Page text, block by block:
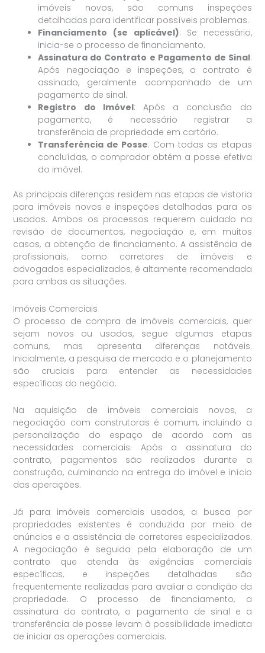
imóveis novos, são comuns inspeções
detalhadas para identificar possíveis problemas.
Financiamento (se aplicável): Se necessário,
inicia-se o processo de financiamento.
Assinatura do Contrato e Pagamento de Sinal:
Após negociação e inspeções, o contrato é
assinado, geralmente acompanhado de um
pagamento de sinal.
Registro do Imóvel: Após a conclusão do
pagamento, é necessário registrar a
transferência de propriedade em cartório.
Transferência de Posse: Com todas as etapas
concluídas, o comprador obtém a posse efetiva
do imóvel.
As principais diferenças residem nas etapas de vistoria
para imóveis novos e inspeções detalhadas para os
usados. Ambos os processos requerem cuidado na
revisão de documentos, negociação e, em muitos
casos, a obtenção de financiamento. A assistência de
profissionais, como corretores de imóveis e
advogados especializados, é altamente recomendada
para ambas as situações.
Imóveis Comerciais
O processo de compra de imóveis comerciais, quer
sejam novos ou usados, segue algumas etapas
comuns, mas apresenta diferenças notáveis.
Inicialmente, a pesquisa de mercado e o planejamento
são cruciais para entender as necessidades
específicas do negócio.
Na aquisição de imóveis comerciais novos, a
negociação com construtoras é comum, incluindo a
personalização do espaço de acordo com as
necessidades comerciais. Após a assinatura do
contrato, pagamentos são realizados durante a
construção, culminando na entrega do imóvel e início
das operações.
Já para imóveis comerciais usados, a busca por
propriedades existentes é conduzida por meio de
anúncios e a assistência de corretores especializados.
A negociação é seguida pela elaboração de um
contrato que atenda às exigências comerciais
específicas, e inspeções detalhadas são
frequentemente realizadas para avaliar a condição da
propriedade. O processo de financiamento, a
assinatura do contrato, o pagamento de sinal e a
transferência de posse levam à possibilidade imediata
de iniciar as operações comerciais.